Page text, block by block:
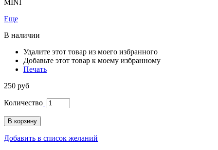
MINI
Еще
В наличии
Удалите этот товар из моего избранного
Добавьте этот товар к моему избранному
Печать
250 руб
Количество
В корзину
Добавить в список желаний